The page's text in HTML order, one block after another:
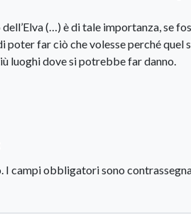
(…) è di tale importanza, se
poter far ciò che volesse perché
luoghi dove si potrebbe far danno.
I campi obbligatori sono